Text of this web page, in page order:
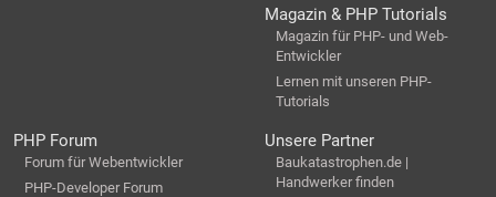
Magazin & PHP Tutorials
Magazin für PHP- und Web-
Entwickler
Lernen mit unseren PHP-
Tutorials
PHP Forum
Forum für Webentwickler
PHP-Developer Forum
Unsere Partner
Baukatastrophen.de |
Handwerker finden